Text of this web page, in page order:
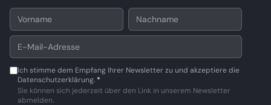
Ich stimme dem Empfang Ihrer Newsletter zu und akzeptiere die
Datenschutzerklärung. *
Sie können sich jederzeit über den Link in unserem Newsletter
abmelden.